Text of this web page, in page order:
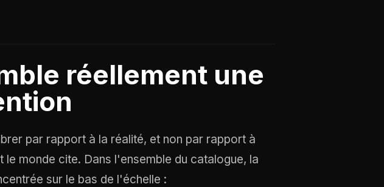
réellement une
par rapport à la réalité, et non par rapport à
monde cite. Dans l'ensemble du catalogue, la
sur le bas de l'échelle :